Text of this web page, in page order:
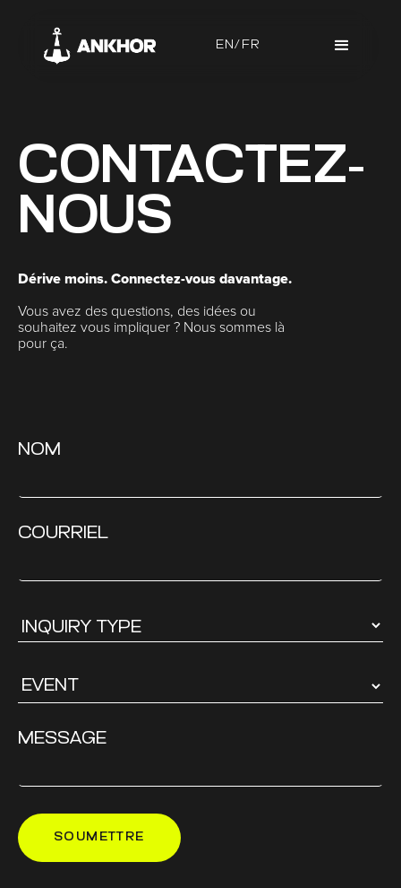
EN/FR
CONTACTEZ-
NOUS
Dérive moins. Connectez-vous davantage.
Vous avez des questions, des idées ou
souhaitez vous impliquer ? Nous sommes là
pour ça.
NOM
COURRIEL
MESSAGE